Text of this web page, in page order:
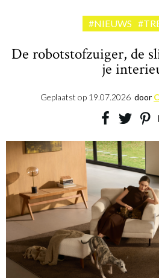
#NIEUWS
De robotstofzuiger, de
je
Geplaatst op 19.07.2026 door